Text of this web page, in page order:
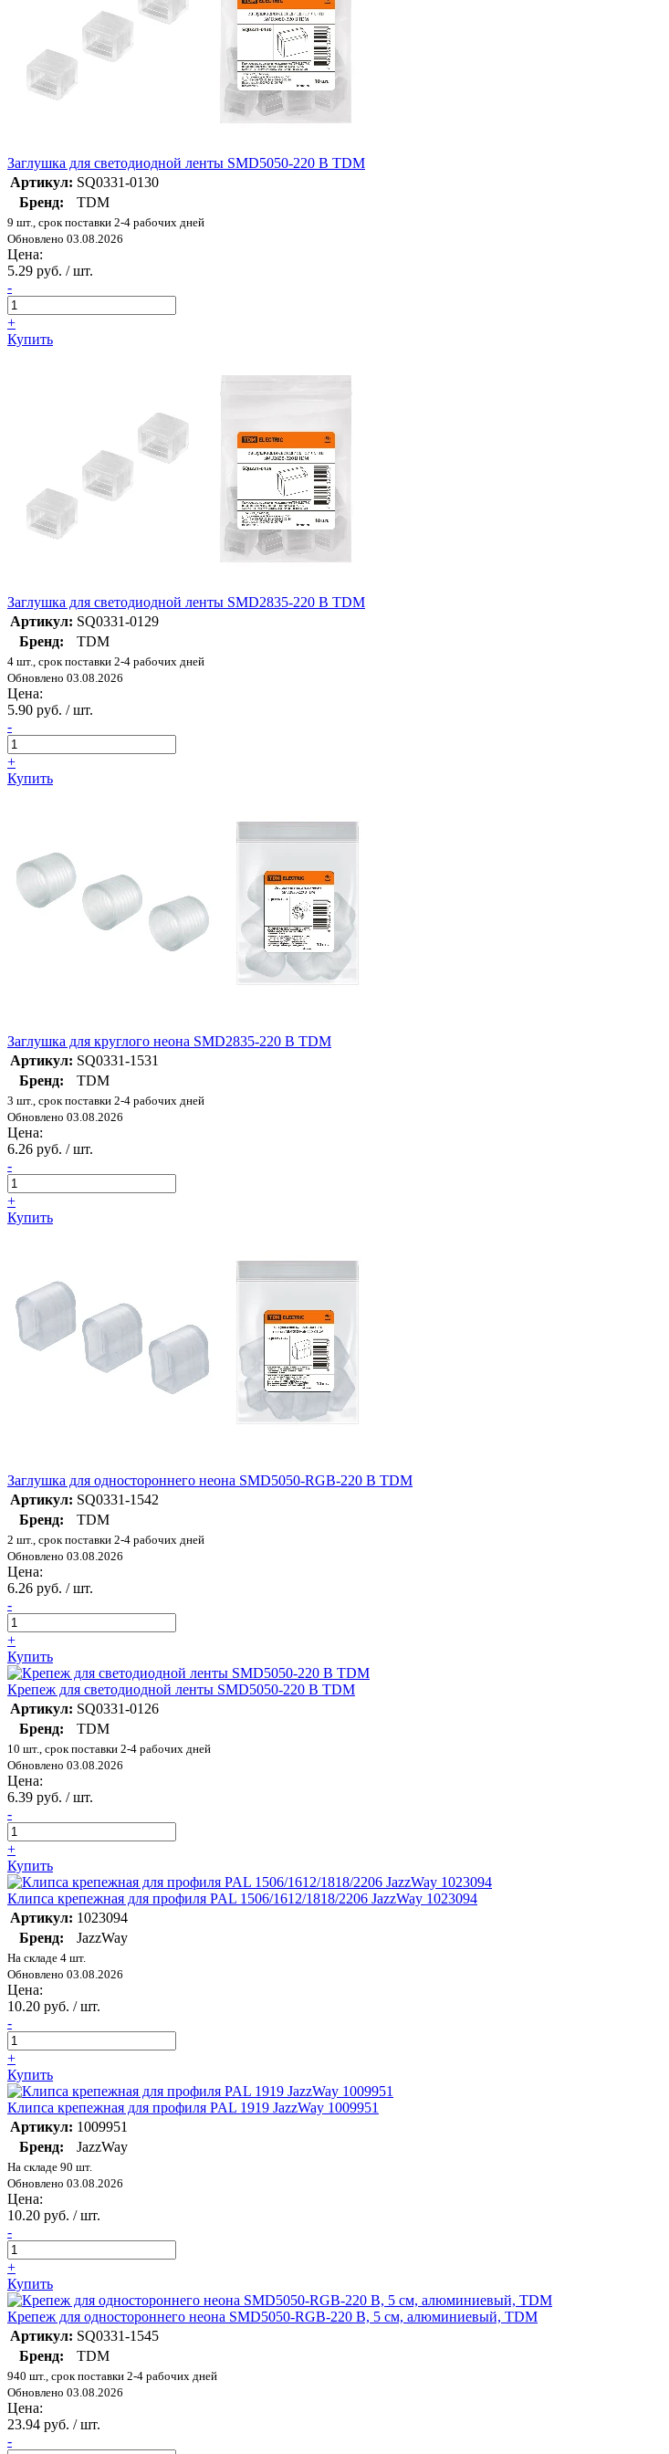
Заглушка для светодиодной ленты SMD5050-220 В TDM
Артикул: SQ0331-0130
Бренд:
TDM
9 шт., срок поставки 2-4 рабочих дней
Обновлено 03.08.2026
Цена:
5.29 руб. / шт.
-
+
Купить
Заглушка для светодиодной ленты SMD2835-220 В TDM
Артикул: SQ0331-0129
Бренд:
TDM
4 шт., срок поставки 2-4 рабочих дней
Обновлено 03.08.2026
Цена:
5.90 руб. / шт.
-
+
Купить
Заглушка для круглого неона SMD2835-220 В TDM
Артикул: SQ0331-1531
Бренд:
TDM
3 шт., срок поставки 2-4 рабочих дней
Обновлено 03.08.2026
Цена:
6.26 руб. / шт.
-
+
Купить
Заглушка для одностороннего неона SMD5050-RGB-220 В TDM
Артикул: SQ0331-1542
Бренд:
TDM
2 шт., срок поставки 2-4 рабочих дней
Обновлено 03.08.2026
Цена:
6.26 руб. / шт.
-
+
Купить
Крепеж для светодиодной ленты SMD5050-220 В TDM
Артикул: SQ0331-0126
Бренд:
TDM
10 шт., срок поставки 2-4 рабочих дней
Обновлено 03.08.2026
Цена:
6.39 руб. / шт.
-
+
Купить
Клипса крепежная для профиля PAL 1506/1612/1818/2206 JazzWay 1023094
Артикул: 1023094
Бренд:
JazzWay
На складе 4 шт.
Обновлено 03.08.2026
Цена:
10.20 руб. / шт.
-
+
Купить
Клипса крепежная для профиля PAL 1919 JazzWay 1009951
Артикул: 1009951
Бренд:
JazzWay
На складе 90 шт.
Обновлено 03.08.2026
Цена:
10.20 руб. / шт.
-
+
Купить
Крепеж для одностороннего неона SMD5050-RGB-220 B, 5 см, алюминиевый, TDM
Артикул: SQ0331-1545
Бренд:
TDM
940 шт., срок поставки 2-4 рабочих дней
Обновлено 03.08.2026
Цена:
23.94 руб. / шт.
-